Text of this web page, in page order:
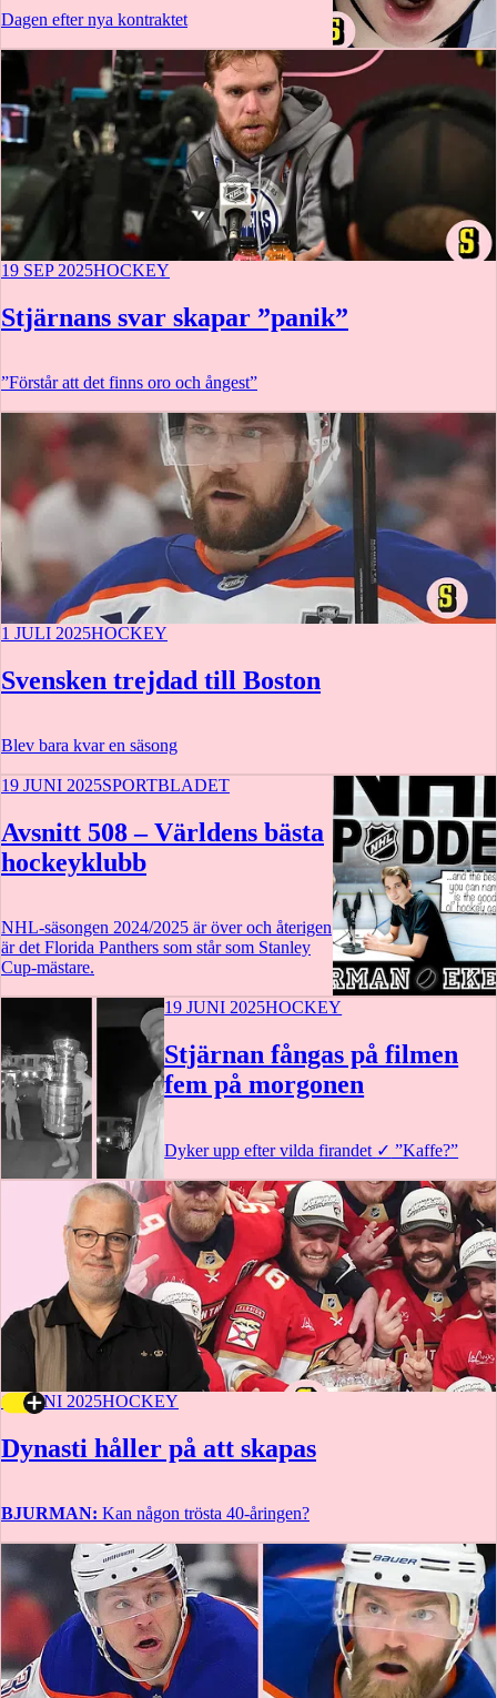
Dagen efter nya kontraktet
19 SEP 2025HOCKEY
Stjärnans svar skapar ”panik”
”Förstår att det finns oro och ångest”
1 JULI 2025HOCKEY
Svensken trejdad till Boston
Blev bara kvar en säsong
19 JUNI 2025SPORTBLADET
Avsnitt 508 – Världens bästa
hockeyklubb
NHL-säsongen 2024/2025 är över och återigen
är det Florida Panthers som står som Stanley
Cup-mästare.
19 JUNI 2025HOCKEY
Stjärnan fångas på filmen
fem på morgonen
Dyker upp efter vilda firandet ✓ ”Kaffe?”
18 JUNI 2025HOCKEY
Dynasti håller på att skapas
BJURMAN: Kan någon trösta 40-åringen?